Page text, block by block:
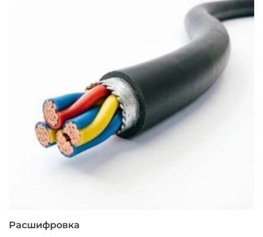
Расшифровка